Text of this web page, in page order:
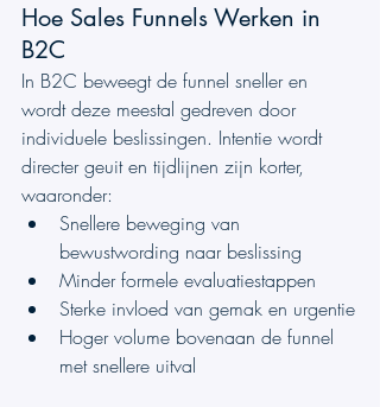
Hoe Sales Funnels Werken in
B2C
In B2C beweegt de funnel sneller en
wordt deze meestal gedreven door
individuele beslissingen. Intentie wordt
directer geuit en tijdlijnen zijn korter,
waaronder:
Snellere beweging van
bewustwording naar beslissing
Minder formele evaluatiestappen
Sterke invloed van gemak en urgentie
Hoger volume bovenaan de funnel
met snellere uitval